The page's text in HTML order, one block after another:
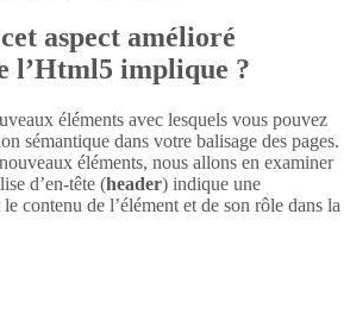
aspect amélioré
l’Html5 implique ?
éléments avec lesquels vous pouvez
sémantique dans votre balisage des pages.
éléments, nous allons en examiner
d’en-tête (header) indique une
contenu de l’élément et de son rôle dans la